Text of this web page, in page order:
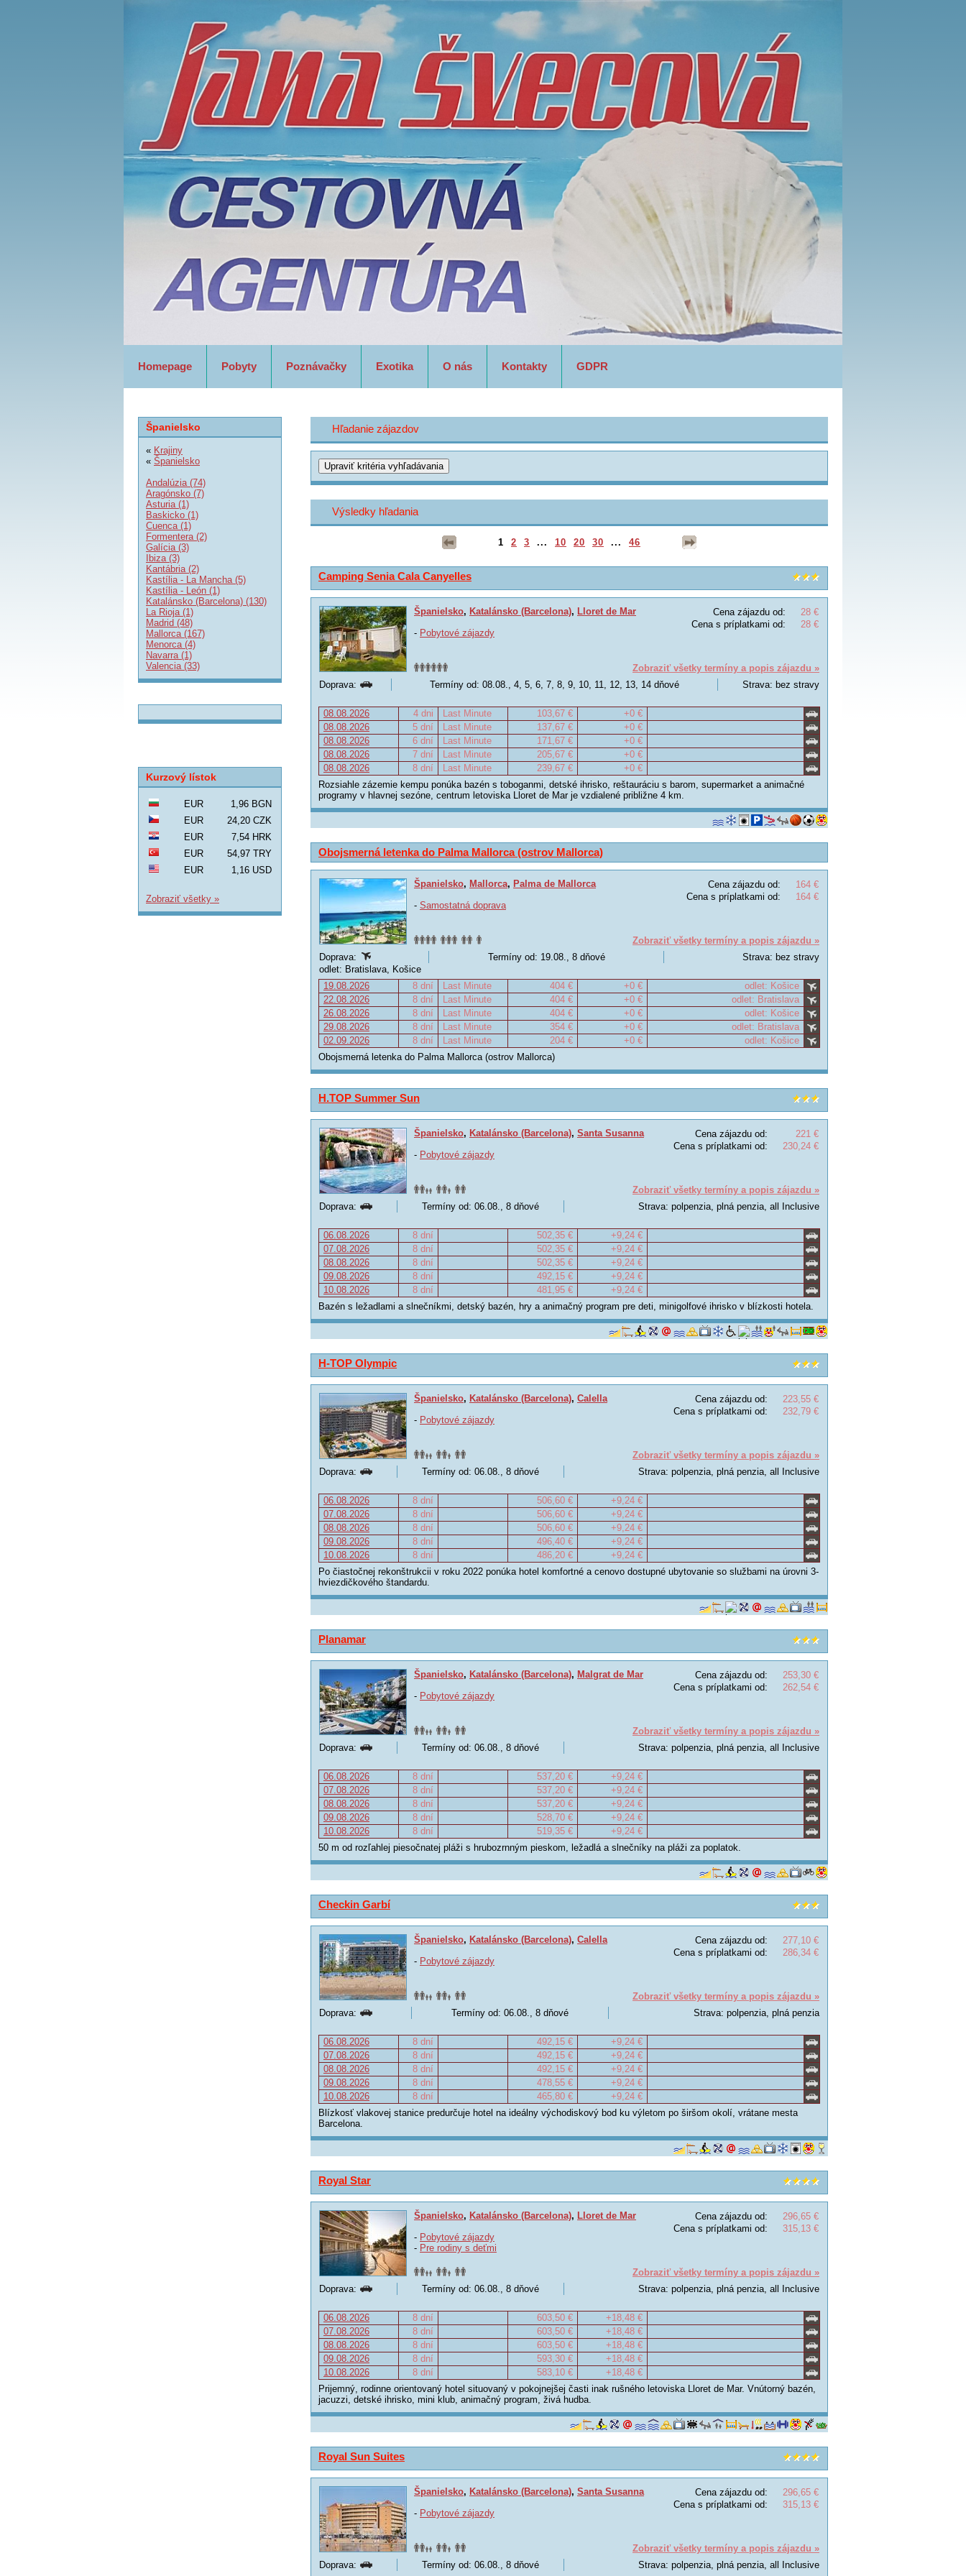
Homepage Pobyty Poznávačky Exotika O nás Kontakty GDPR
Hľadanie zájazdov
Výsledky hľadania
1 2 3 ... 10 20 30 ... 46
Camping Senia Cala Canyelles
Cena zájazdu od:
28 €
Cena s príplatkami od:
28 €
Španielsko, Katalánsko (Barcelona), Lloret de Mar
- Pobytové zájazdy
Zobraziť všetky termíny a popis zájazdu »
Doprava:
Termíny od: 08.08., 4, 5, 6, 7, 8, 9, 10, 11, 12, 13, 14 dňové Strava: bez stravy
08.08.2026 4 dni Last Minute 103,67 €
+0 €
08.08.2026
5 dní Last Minute 137,67 €
+0 €
08.08.2026
6 dní Last Minute 171,67 €
+0 €
08.08.2026
7 dní Last Minute 205,67 €
+0 €
08.08.2026
8 dní Last Minute 239,67 €
+0 €
Rozsiahle zázemie kempu ponúka bazén s toboganmi, detské ihrisko, reštauráciu s barom, supermarket a animačné
programy v hlavnej sezóne, centrum letoviska Lloret de Mar je vzdialené približne 4 km.
Obojsmerná letenka do Palma Mallorca (ostrov Mallorca)
Cena zájazdu od:
164 €
Cena s príplatkami od:
164 €
Španielsko, Mallorca, Palma de Mallorca
- Samostatná doprava
Zobraziť všetky termíny a popis zájazdu »
Doprava:
Termíny od: 19.08., 8 dňové
Strava: bez stravy
odlet: Bratislava, Košice
19.08.2026
8 dní Last Minute 404 € +0 €
odlet: Košice
22.08.2026
8 dní Last Minute 404 € +0 €
odlet: Bratislava
26.08.2026
8 dní Last Minute 404 € +0 €
odlet: Košice
29.08.2026
8 dní Last Minute 354 € +0 €
odlet: Bratislava
02.09.2026
8 dní Last Minute 204 € +0 €
odlet: Košice
Obojsmerná letenka do Palma Mallorca (ostrov Mallorca)
H.TOP Summer Sun
Cena zájazdu od:
221 €
Cena s príplatkami od:
230,24 €
Španielsko, Katalánsko (Barcelona), Santa Susanna
- Pobytové zájazdy
Zobraziť všetky termíny a popis zájazdu »
Doprava:
Termíny od: 06.08., 8 dňové Strava: polpenzia, plná penzia, all Inclusive
06.08.2026 8 dní 502,35 €
+9,24 €
07.08.2026
8 dní 502,35 €
+9,24 €
08.08.2026
8 dní 502,35 €
+9,24 €
09.08.2026
8 dní 492,15 €
+9,24 €
10.08.2026
8 dní 481,95 €
+9,24 €
Bazén s ležadlami a slnečníkmi, detský bazén, hry a animačný program pre deti, minigolfové ihrisko v blízkosti hotela.
H-TOP Olympic
Cena zájazdu od:
223,55 €
Cena s príplatkami od:
232,79 €
Španielsko, Katalánsko (Barcelona), Calella
- Pobytové zájazdy
Zobraziť všetky termíny a popis zájazdu »
Doprava:
Termíny od: 06.08., 8 dňové Strava: polpenzia, plná penzia, all Inclusive
06.08.2026 8 dní 506,60 €
+9,24 €
07.08.2026
8 dní 506,60 €
+9,24 €
08.08.2026
8 dní 506,60 €
+9,24 €
09.08.2026
8 dní 496,40 €
+9,24 €
10.08.2026
8 dní 486,20 €
+9,24 €
Po čiastočnej rekonštrukcii v roku 2022 ponúka hotel komfortné a cenovo dostupné ubytovanie so službami na úrovni 3-
hviezdičkového štandardu.
Planamar
Cena zájazdu od:
253,30 €
Cena s príplatkami od:
262,54 €
Španielsko, Katalánsko (Barcelona), Malgrat de Mar
- Pobytové zájazdy
Zobraziť všetky termíny a popis zájazdu »
Doprava:
Termíny od: 06.08., 8 dňové Strava: polpenzia, plná penzia, all Inclusive
06.08.2026 8 dní 537,20 €
+9,24 €
07.08.2026
8 dní 537,20 €
+9,24 €
08.08.2026
8 dní 537,20 €
+9,24 €
09.08.2026
8 dní 528,70 €
+9,24 €
10.08.2026
8 dní 519,35 €
+9,24 €
50 m od rozľahlej piesočnatej pláži s hrubozrnným pieskom, ležadlá a slnečníky na pláži za poplatok.
Checkin Garbí
Cena zájazdu od:
277,10 €
Cena s príplatkami od:
286,34 €
Španielsko, Katalánsko (Barcelona), Calella
- Pobytové zájazdy
Zobraziť všetky termíny a popis zájazdu »
Doprava:
Termíny od: 06.08., 8 dňové Strava: polpenzia, plná penzia
06.08.2026 8 dní 492,15 €
+9,24 €
07.08.2026
8 dní 492,15 €
+9,24 €
08.08.2026
8 dní 492,15 €
+9,24 €
09.08.2026
8 dní 478,55 €
+9,24 €
10.08.2026
8 dní 465,80 €
+9,24 €
Blízkosť vlakovej stanice predurčuje hotel na ideálny východiskový bod ku výletom po širšom okolí, vrátane mesta
Barcelona.
Royal Star
Cena zájazdu od:
296,65 €
Cena s príplatkami od:
315,13 €
Španielsko, Katalánsko (Barcelona), Lloret de Mar
- Pobytové zájazdy
- Pre rodiny s deťmi
Zobraziť všetky termíny a popis zájazdu »
Doprava:
Termíny od: 06.08., 8 dňové Strava: polpenzia, plná penzia, all Inclusive
06.08.2026 8 dní 603,50 €
+18,48 €
07.08.2026
8 dní 603,50 €
+18,48 €
08.08.2026
8 dní 603,50 €
+18,48 €
09.08.2026
8 dní 593,30 €
+18,48 €
10.08.2026
8 dní 583,10 €
+18,48 €
Prijemný, rodinne orientovaný hotel situovaný v pokojnejšej časti inak rušného letoviska Lloret de Mar. Vnútorný bazén,
jacuzzi, detské ihrisko, mini klub, animačný program, živá hudba.
Royal Sun Suites
Cena zájazdu od:
296,65 €
Cena s príplatkami od:
315,13 €
Španielsko, Katalánsko (Barcelona), Santa Susanna
- Pobytové zájazdy
Zobraziť všetky termíny a popis zájazdu »
Doprava:
Termíny od: 06.08., 8 dňové Strava: polpenzia, plná penzia, all Inclusive
Španielsko
« Krajiny
« Španielsko
Andalúzia (74)
Aragónsko (7)
Asturia (1)
Baskicko (1)
Cuenca (1)
Formentera (2)
Galícia (3)
Ibiza (3)
Kantábria (2)
Kastília - La Mancha (5)
Kastília - León (1)
Katalánsko (Barcelona) (130)
La Rioja (1)
Madrid (48)
Mallorca (167)
Menorca (4)
Navarra (1)
Valencia (33)
Kurzový lístok
EUR
1,96 BGN
EUR
24,20 CZK
EUR
7,54 HRK
EUR
54,97 TRY
EUR
1,16 USD
Zobraziť všetky »